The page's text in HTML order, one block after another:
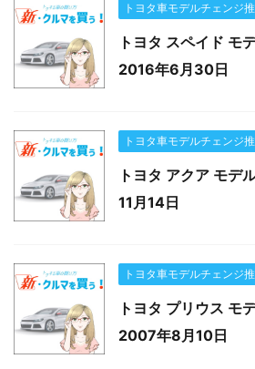
トヨタ車モデルチェンジ
トヨタ スペイド モ
2016年6月30日
トヨタ車モデルチェンジ
トヨタ アクア モデ
11月14日
トヨタ車モデルチェンジ
トヨタ プリウス モ
2007年8月10日